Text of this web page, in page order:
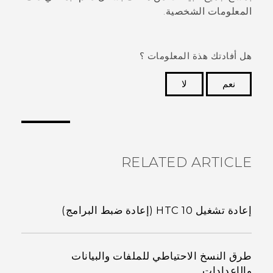
المعلومات الشخصية.
هل أفادتك هذة المعلومات ؟
نعم
لا
RELATED ARTICLE
إعادة تشغيل HTC 10 (إعادة ضبط البرامج)
طرق النسخ الاحتياطي للملفات والبيانات